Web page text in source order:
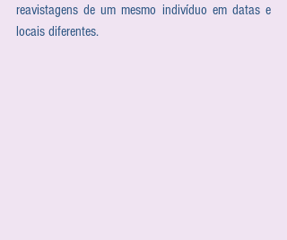
reavistagens de um mesmo indivíduo em datas e
locais diferentes.